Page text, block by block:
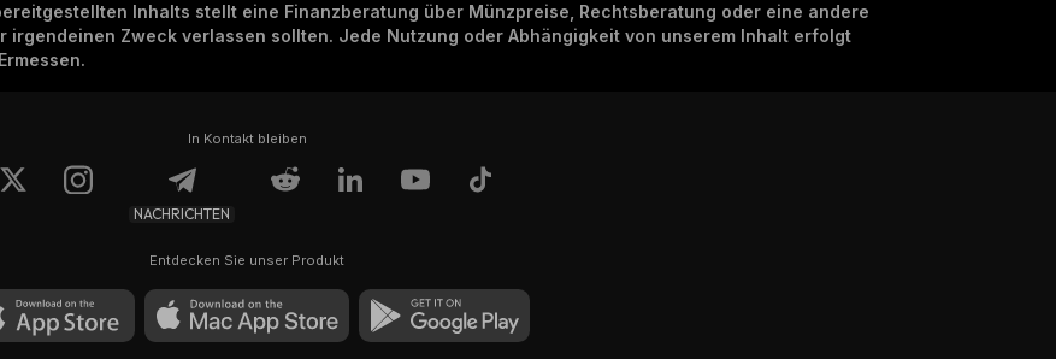
Inhalts stellt eine Finanzberatung über Münzpreise, Rechtsberatung oder eine andere
irgendeinen Zweck verlassen sollten. Jede Nutzung oder Abhängigkeit von unserem Inhalt erfolgt
In Kontakt bleiben
NACHRICHTEN
Entdecken Sie unser Produkt